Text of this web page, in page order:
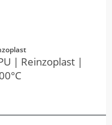
| Reinzoplast |